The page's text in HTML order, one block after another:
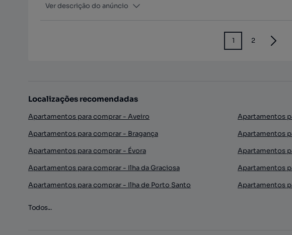
Ver descrição do anúncio
1 2
Localizações recomendadas
Apartamentos para comprar - Aveiro Apartamentos
Apartamentos para comprar - Bragança
Apartamentos
Apartamentos para comprar - Évora
Apartamentos
Apartamentos para comprar - Ilha da Graciosa
Apartamentos
Apartamentos para comprar - Ilha de Porto Santo
Apartamentos
Todos...